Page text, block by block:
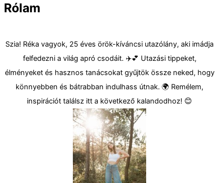
Rólam
Szia! Réka vagyok, 25 éves örök-kíváncsi utazólány, aki imádja
felfedezni a világ apró csodáit. ✈️💕 Utazási tippeket,
élményeket és hasznos tanácsokat gyűjtök össze neked, hogy
könnyebben és bátrabban indulhass útnak. 🌍 Remélem,
inspirációt találsz itt a következő kalandodhoz! 😊